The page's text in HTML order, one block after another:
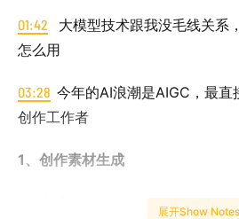
01:42
大模型技术跟我没毛线关系
怎么用
03:28 今年的AI浪潮是AIGC，最直
创作工作者
1、创作素材生成
展开Show Notes